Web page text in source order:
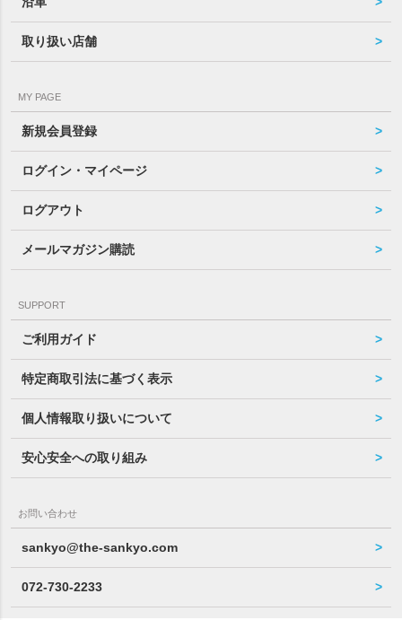
取り扱い店舗
MY PAGE
新規会員登録
ログイン・マイページ
ログアウト
メールマガジン購読
SUPPORT
ご利用ガイド
特定商取引法に基づく表示
個人情報取り扱いについて
安心安全への取り組み
お問い合わせ
sankyo@the-sankyo.com
072-730-2233